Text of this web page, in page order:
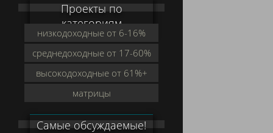
Проекты по
категориям
низкодоходные от 6-16%
среднедоходные от 17-60%
высокодоходные от 61%+
матрицы
Самые обсуждаемые!